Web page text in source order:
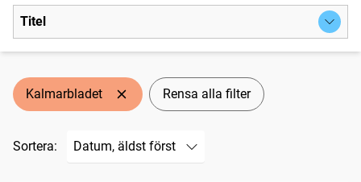
Titel
Kalmarbladet Rensa alla filter
Sortera: